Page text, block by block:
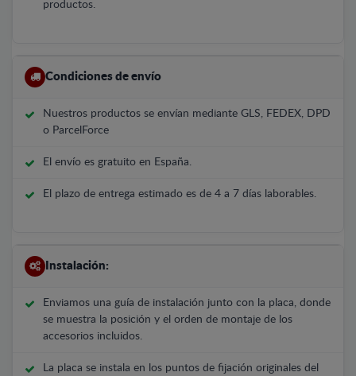
productos.
Condiciones de envío
Nuestros productos se envían mediante GLS, FEDEX, DPD
o ParcelForce
El envío es gratuito en España.
El plazo de entrega estimado es de 4 a 7 días laborables.
Instalación:
Enviamos una guía de instalación junto con la placa, donde
se muestra la posición y el orden de montaje de los
accesorios incluidos.
La placa se instala en los puntos de fijación originales del